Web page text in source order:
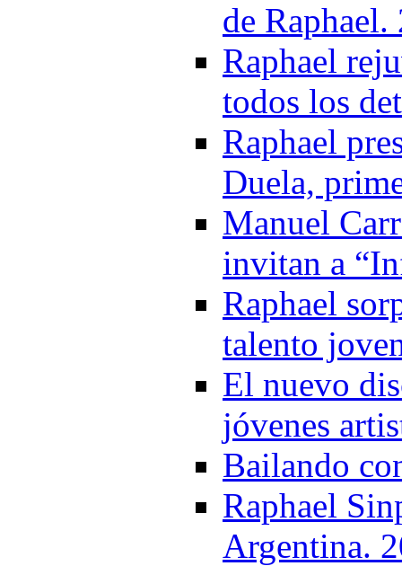
de Raphael.
Raphael
todos los
Raphael
Duela,
Manuel
invitan a
Raphael
talento
El nuevo
jóvenes
Bailando
Raphael
Argentina.